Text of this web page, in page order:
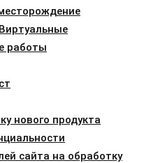
работы
нового продукта
сайта на обработку